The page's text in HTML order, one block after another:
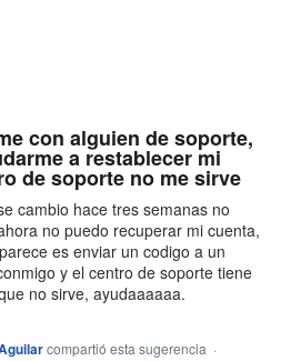
con alguien de soporte,
a restablecer mi
de soporte no me sirve
cambio hace tres semanas no
no puedo recuperar mi cuenta,
es enviar un codigo a un
y el centro de soporte tiene
no sirve, ayudaaaaaa.
compartió esta sugerencia ·